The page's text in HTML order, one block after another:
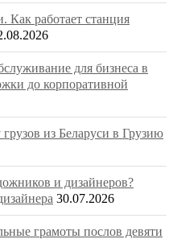
Как работает станция
для бизнеса в
до корпоративной
из Беларуси в Грузию
и дизайнеров?
30.07.2026
грамоты послов девяти